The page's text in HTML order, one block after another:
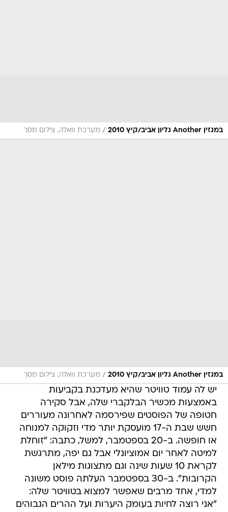
במגזין Another גליון אביב/קיץ 2010 / מערכת וואלה, צילום מסך
במגזין Another גליון אביב/קיץ 2010 / מערכת וואלה, צילום מסך
יש לה עמוד טוויטר שהיא מעדכנת בקביעות
באמצעות מכשיר הבלקברי שלה, אבל סקירה
חטופה של הפוסטים שפירסמה לאחרונה מעוררים
חשש שבת ה-17 מועסקת יותר מדי וזקוקה למנוחה
או חופשה. ב-20 בספטמבר, למשל, כתבה: "זוחלת
למיטה לאחר יום אמוציונלי אבל גם יפה, מתרגשת
לקראת 10 שעות שינה וגם מתצוגות מילאן
הקרובות". ב-30 בספטמבר העלתה פוסט משונה
למדי, אחד מרבים שאפשר למצוא בטוויטר שלה:
"אני רוצה לחיות בעומק היערות ועל ההרים הגבוהים